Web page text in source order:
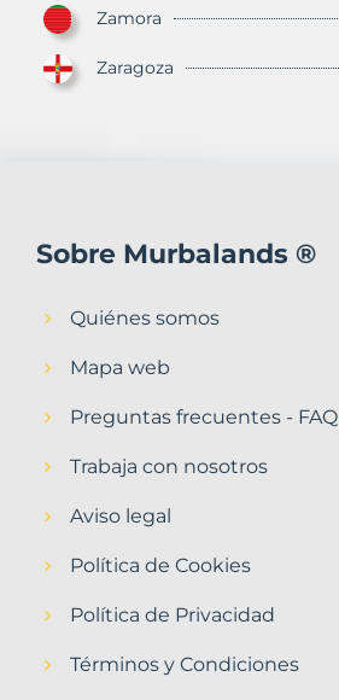
Zamora
Zaragoza
Sobre Murbalands ®
Quiénes somos
Mapa web
Preguntas frecuentes - FAQ
Trabaja con nosotros
Aviso legal
Política de Cookies
Política de Privacidad
Términos y Condiciones